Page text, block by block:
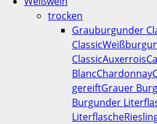
trocken
Grauburgunder
Classic
ClassicAuxerrois
BlancChardonnay
gereiftGrauer
Burgunder
Literflasche